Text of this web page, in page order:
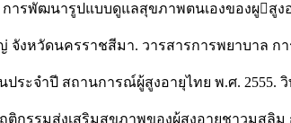
ารพัฒนารูปแบบดูแลสุขภาพตนเองของผูสู
จังหวัดนครราชสีมา. วารสารการพยาบาล
ประจำปี สถานการณ์ผู้สูงอายุไทย พ.ศ.
กรรมส่งเสริมสุขภาพของผู้สูงอายุชาวมุสลิ